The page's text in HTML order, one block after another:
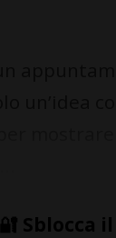
🔐 Sblocca